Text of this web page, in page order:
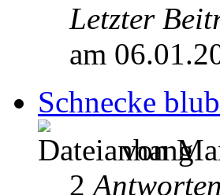
Letzter
am
Schnecke
von
2Antworten